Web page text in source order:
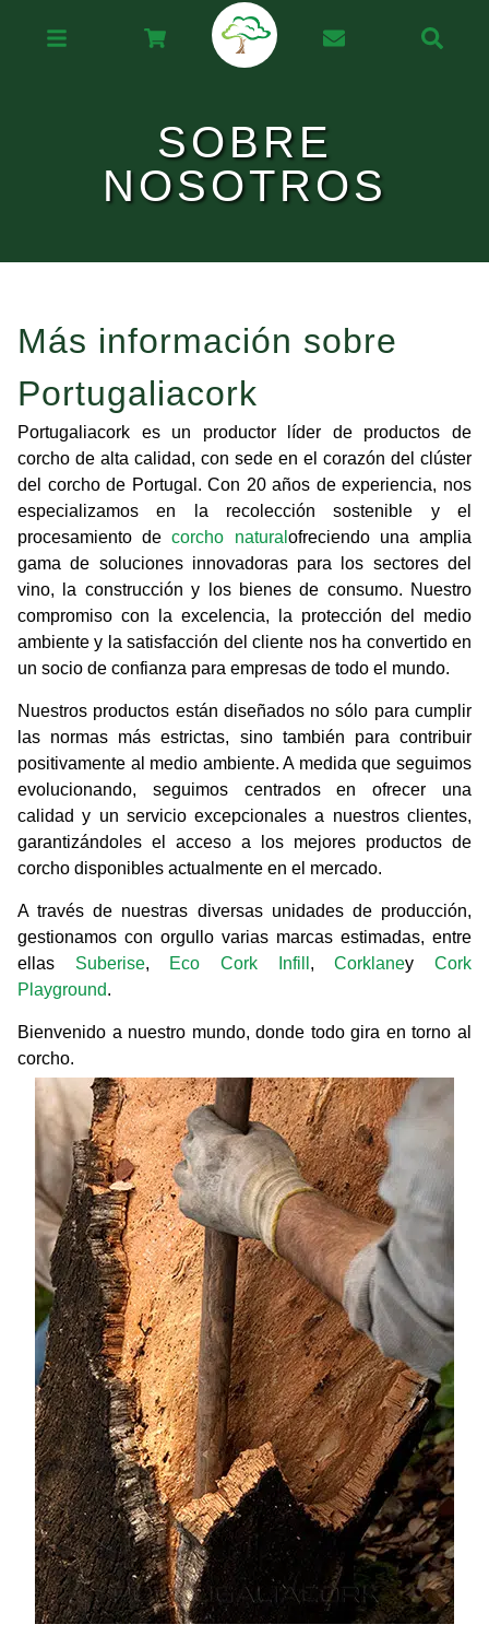
SOBRE
NOSOTROS
Más información sobre
Portugaliacork
Portugaliacork es un productor líder de productos de
corcho de alta calidad, con sede en el corazón del clúster
del corcho de Portugal. Con 20 años de experiencia, nos
especializamos en la recolección sostenible y el
procesamiento decorcho natural ofreciendo una amplia
gama de soluciones innovadoras para los sectores del
vino, la construcción y los bienes de consumo. Nuestro
compromiso con la excelencia, la protección del medio
ambiente y la satisfacción del cliente nos ha convertido en
un socio de confianza para empresas de todo el mundo.
Nuestros productos están diseñados no sólo para cumplir
las normas más estrictas, sino también para contribuir
positivamente al medio ambiente. A medida que seguimos
evolucionando, seguimos centrados en ofrecer una
calidad y un servicio excepcionales a nuestros clientes,
garantizándoles el acceso a los mejores productos de
corcho disponibles actualmente en el mercado.
A través de nuestras diversas unidades de producción,
gestionamos con orgullo varias marcas estimadas, entre
ellas Suberise, Eco Cork Infill ,CorklaneyCork
Playground.
Bienvenido a nuestro mundo, donde todo gira en torno al
corcho.